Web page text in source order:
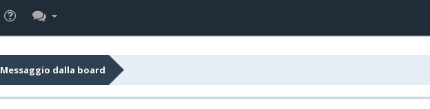
Messaggio dalla board